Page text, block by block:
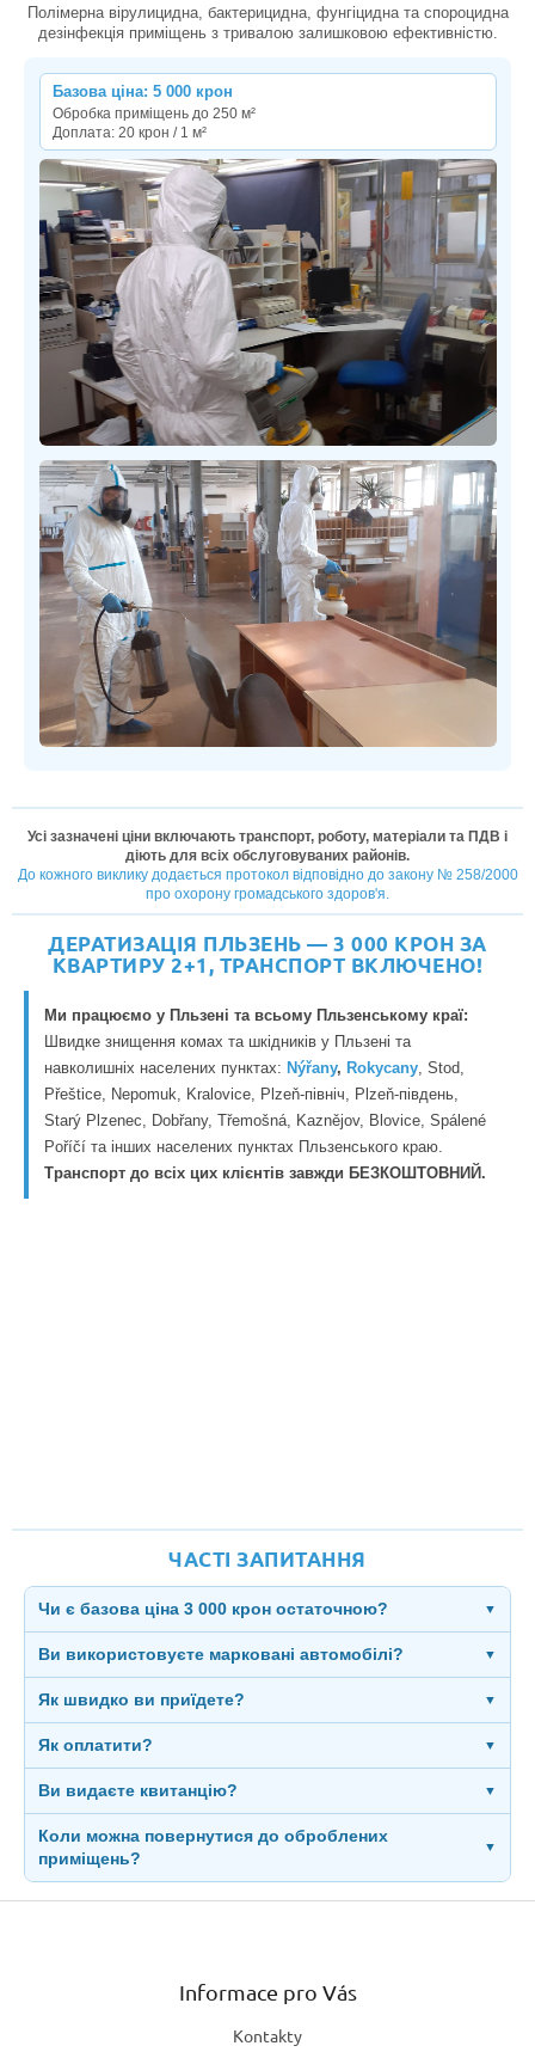
Полімерна вірулицидна, бактерицидна, фунгіцидна та спороцидна
дезінфекція приміщень з тривалою залишковою ефективністю.
Базова ціна: 5 000 крон
Обробка приміщень до 250 м²
Доплата: 20 крон / 1 м²
Усі зазначені ціни включають транспорт, роботу, матеріали та ПДВ і
діють для всіх обслуговуваних районів.
До кожного виклику додається протокол відповідно до закону № 258/2000
про охорону громадського здоров'я.
ДЕРАТИЗАЦІЯ ПЛЬЗЕНЬ — 3 000 КРОН ЗА
КВАРТИРУ 2+1, ТРАНСПОРТ ВКЛЮЧЕНО!
Ми працюємо у Пльзені та всьому Пльзенському краї:
Швидке знищення комах та шкідників у Пльзені та
навколишніх населених пунктах: Nýřany, Rokycany, Stod,
Přeštice, Nepomuk, Kralovice, Plzeň-північ, Plzeň-південь,
Starý Plzenec, Dobřany, Třemošná, Kaznějov, Blovice, Spálené
Poříčí та інших населених пунктах Пльзенського краю.
Транспорт до всіх цих клієнтів завжди БЕЗКОШТОВНИЙ.
ЧАСТІ ЗАПИТАННЯ
Чи є базова ціна 3 000 крон остаточною? ▼
Ви використовуєте марковані автомобілі? ▼
Як швидко ви приїдете? ▼
Як оплатити? ▼
Ви видаєте квитанцію? ▼
Коли можна повернутися до оброблених
приміщень?
▼
Z
Informace pro Vás
Kontakty